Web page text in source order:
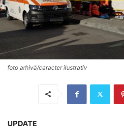
foto arhivă/caracter ilustrativ
UPDATE